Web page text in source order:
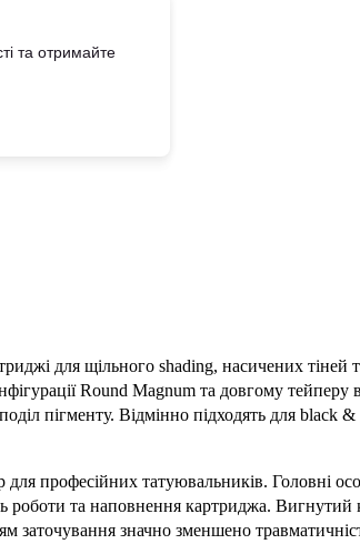
та отримайте
для щільного shading, насичених тіней
Round Magnum та довгому тейперу
пігменту. Відмінно підходять для black
для професійних татуювальників. Головні
роботи та наповнення картриджа. Вигнутий
заточування значно зменшено